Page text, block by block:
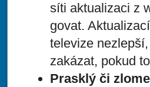
síti aktualizaci z
govat.
televize
zakázat, pokud
Prasklý či